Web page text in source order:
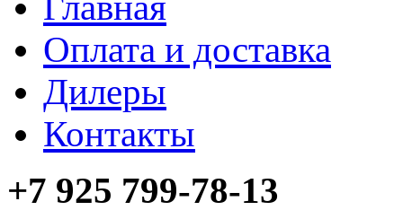
Оплата и доставка
Дилеры
Контакты
+7 925 799-78-13